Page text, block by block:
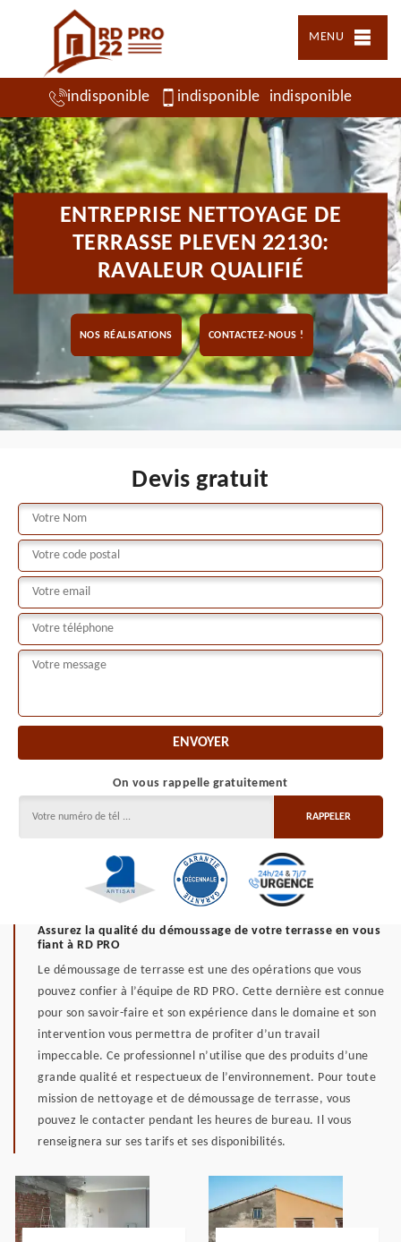
MENU
indisponible indisponible indisponible
ENTREPRISE NETTOYAGE DE
TERRASSE PLEVEN 22130:
RAVALEUR QUALIFIÉ
NOS RÉALISATIONS CONTACTEZ-NOUS !
Devis gratuit
On vous rappelle gratuitement
Assurez la qualité du démoussage de votre terrasse en vous
fiant à RD PRO
Le démoussage de terrasse est une des opérations que vous
pouvez confier à l’équipe de RD PRO. Cette dernière est connue
pour son savoir-faire et son expérience dans le domaine et son
intervention vous permettra de profiter d’un travail
impeccable. Ce professionnel n’utilise que des produits d’une
grande qualité et respectueux de l’environnement. Pour toute
mission de nettoyage et de démoussage de terrasse, vous
pouvez le contacter pendant les heures de bureau. Il vous
renseignera sur ses tarifs et ses disponibilités.